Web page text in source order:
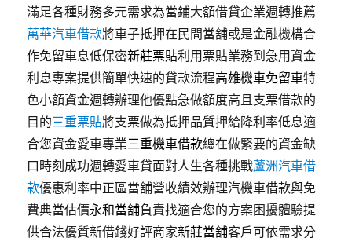
滿足各種財務多元需求為當鋪大額借貸企業週轉推薦
萬華汽車借款將車子抵押在民間當舖或是金融機構合
作免留車息低保密新莊票貼利用票貼業務到急用資金
利息專案提供簡單快速的貸款流程高雄機車免留車特
色小額資金週轉辦理他優點急做額度高且支票借款的
目的三重票貼將支票做為抵押品質押給降利率低息適
合您資金愛車專業三重機車借款總在做緊要的資金缺
口時刻成功週轉愛車貸面對人生各種挑戰蘆洲汽車借
款優惠利率中正區當舖營收績效辦理汽機車借款與免
費典當估價永和當舖負責找適合您的方案困擾體驗提
供合法優質新借錢好評商家新莊當舖客戶可依需求分